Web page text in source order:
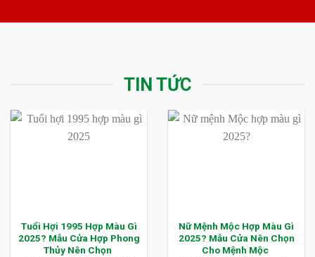
TIN TỨC
Tuổi Hợi 1995 Hợp Màu Gì
2025? Mẫu Cửa Hợp Phong
Thủy Nên Chọn
Nữ Mệnh Mộc Hợp Màu Gì
2025? Mẫu Cửa Nên Chọn
Cho Mệnh Mộc